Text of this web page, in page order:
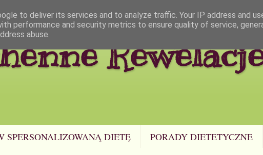
SPERSONALIZOWANĄ DIETĘ PORADY DIETETYCZNE
to deliver its services and to analyze traffic. Your IP address and
performance and security metrics to ensure quality of service,
abuse.